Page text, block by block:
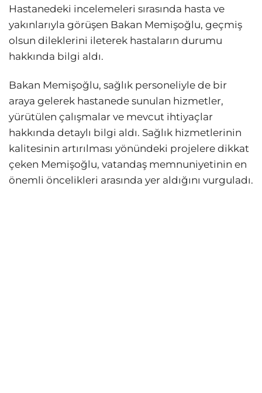
Hastanedeki incelemeleri sırasında hasta ve
yakınlarıyla görüşen Bakan Memişoğlu, geçmiş
olsun dileklerini ileterek hastaların durumu
hakkında bilgi aldı.
Bakan Memişoğlu, sağlık personeliyle de bir
araya gelerek hastanede sunulan hizmetler,
yürütülen çalışmalar ve mevcut ihtiyaçlar
hakkında detaylı bilgi aldı. Sağlık hizmetlerinin
kalitesinin artırılması yönündeki projelere dikkat
çeken Memişoğlu, vatandaş memnuniyetinin en
önemli öncelikleri arasında yer aldığını vurguladı.